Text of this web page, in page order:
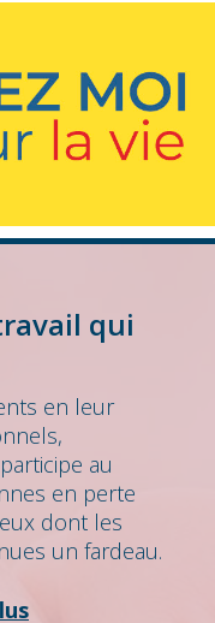
qui
en leur
au
en perte
dont les
un fardeau.